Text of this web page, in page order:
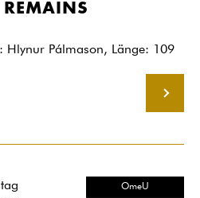
REMAINS
Hlynur Pálmason, Länge: 109
OmeU